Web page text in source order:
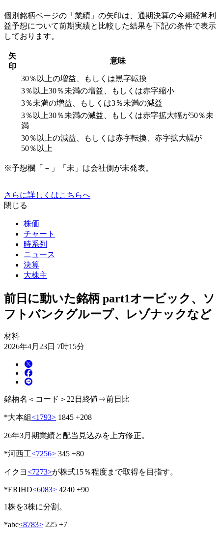
個別銘柄ページの「業績」の矢印は、通期決算の今期経常利
益予想について前期実績と比較した結果を下記の条件で表示
しております。
矢
印
意味
30％以上の増益、もしくは黒字転換
3％以上30％未満の増益、もしくは赤字縮小
3％未満の増益、もしくは3％未満の減益
3％以上30％未満の減益、もしくは赤字拡大幅が50％未
満
30％以上の減益、もしくは赤字転換、赤字拡大幅が
50％以上
※予想欄「－」「未」は会社側が未発表。
さらに詳しくはこちらへ
閉じる
株価
チャート
時系列
ニュース
決算
大株主
前日に動いた銘柄 part1オービック、ソ
フトバンクグループ、レゾナックなど
材料
2026年4月23日 7時15分
銘柄名＜コード＞22日終値⇒前日比
*大本組<1793> 1845 +208
26年3月期業績と配当見込みを上方修正。
*河西工<7256> 345 +80
イクヨ<7273>が株式15％程度まで取得を目指す。
*ERIHD<6083> 4240 +90
1株を3株に分割。
*abc<8783> 225 +7